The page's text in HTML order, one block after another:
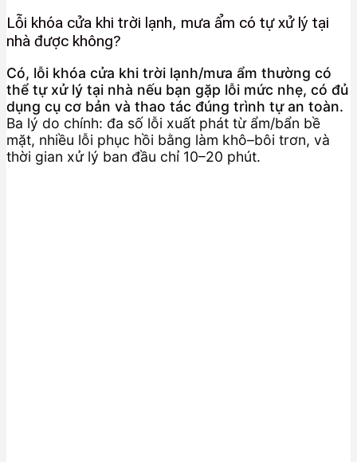
Lỗi khóa cửa khi trời lạnh, mưa ẩm có tự xử lý tại
nhà được không?
Có, lỗi khóa cửa khi trời lạnh/mưa ẩm thường có
thể tự xử lý tại nhà nếu bạn gặp lỗi mức nhẹ, có đủ
dụng cụ cơ bản và thao tác đúng trình tự an toàn.
Ba lý do chính: đa số lỗi xuất phát từ ẩm/bẩn bề
mặt, nhiều lỗi phục hồi bằng làm khô–bôi trơn, và
thời gian xử lý ban đầu chỉ 10–20 phút.